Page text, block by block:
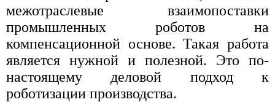
межотраслевые взаимопоставки
промышленных роботов на
компенсационной основе. Такая работа
является нужной и полезной. Это по-
настоящему деловой подход к
роботизации производства.